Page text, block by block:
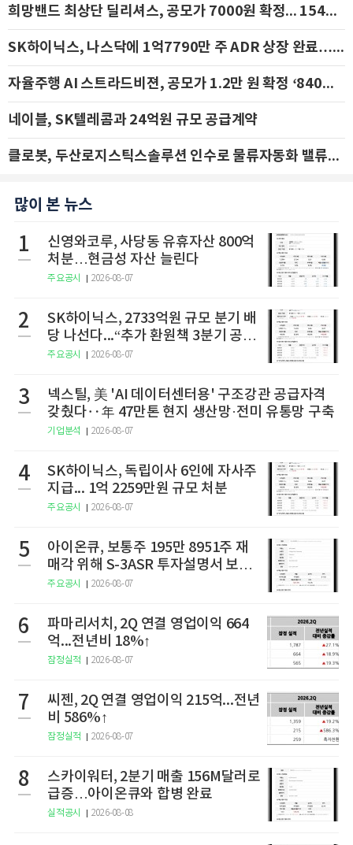
희망밴드 최상단 딜리셔스, 공모가 7000원 확정... 154억 규모 IPO 돌입
SK하이닉스, 나스닥에 1억7790만 주 ADR 상장 완료…29일 국내 추가 상장
자율주행 AI 스트라드비젼, 공모가 1.2만 원 확정 ‘840억 수혈’
네이블, SK텔레콤과 24억원 규모 공급계약
클로봇, 두산로지스틱스솔루션 인수로 물류자동화 밸류체인 확장 추진 - IBK투자증권
많이 본 뉴스
1
신영와코루, 사당동 유휴자산 800억
처분…현금성 자산 늘린다
주요공시 2026-08-07
2
SK하이닉스, 2733억원 규모 분기 배
당 나선다...“추가 환원책 3분기 공
개”
주요공시 2026-08-07
3
넥스틸, 美 'AI 데이터센터용' 구조강관 공급자격
갖췄다‥年 47만톤 현지 생산망·전미 유통망 구축
기업분석 2026-08-07
4
SK하이닉스, 독립이사 6인에 자사주
지급... 1억 2259만원 규모 처분
주요공시 2026-08-07
5
아이온큐, 보통주 195만 8951주 재
매각 위해 S-3ASR 투자설명서 보충
서 제출
주요공시 2026-08-07
6
파마리서치, 2Q 연결 영업이익 664
억...전년비 18%↑
잠정실적 2026-08-07
7
씨젠, 2Q 연결 영업이익 215억...전년
비 586%↑
잠정실적 2026-08-07
8
스카이워터, 2분기 매출 156M달러로
급증…아이온큐와 합병 완료
실적공시 2026-08-08